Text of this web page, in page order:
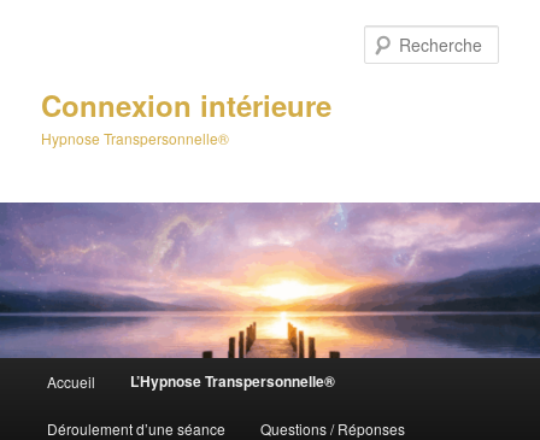
Connexion intérieure
Hypnose Transpersonnelle®
principal
Accueil L’Hypnose Transpersonnelle®
Déroulement d’une séance Questions / Réponses